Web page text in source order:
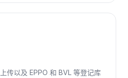
传以及 EPPO 和 BVL 等登记库